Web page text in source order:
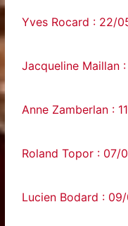
Yves Rocard : 22/
Jacqueline Maillan
Anne Zamberlan :
Roland Topor : 07/
Lucien Bodard :